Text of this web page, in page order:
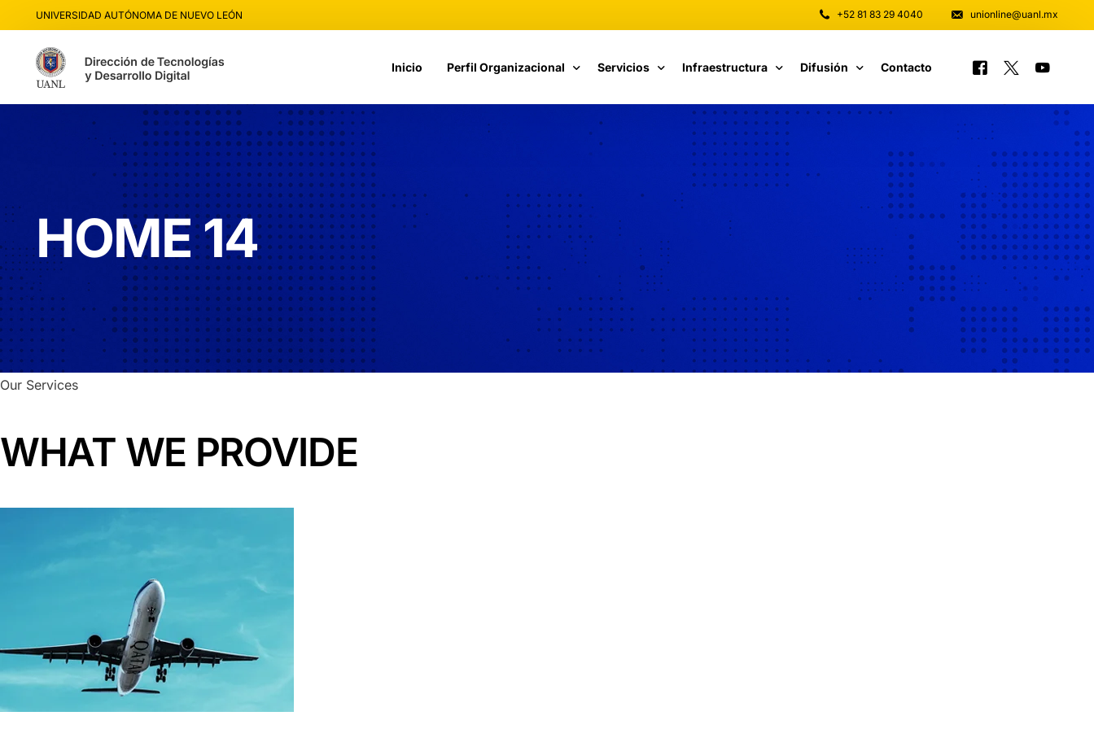
UNIVERSIDAD AUTÓNOMA DE NUEVO LEÓN +52 81 83 29 4040 unionline@uanl.mx
Inicio Perfil Organizacional
Propuesta de Valor
Nuestra Historia
Responsables de TI
Servicios
Catálogo de Servicios
Infraestructura
Cómputo y Software
Telecomunicaciones
Difusión Contacto
HOME 14
Our Services
WHAT WE PROVIDE